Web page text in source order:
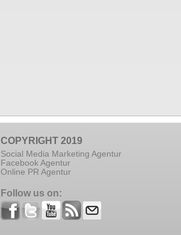
COPYRIGHT 2019
Social Media Marketing Agentur
Facebook Agentur
Online PR Agentur
Follow us on: